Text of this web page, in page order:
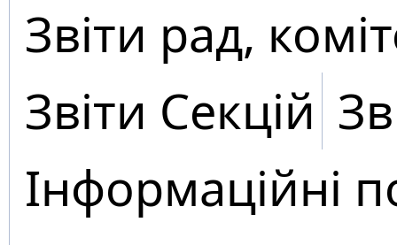
Звіти рад,
Звіти Секцій
Інформаційні